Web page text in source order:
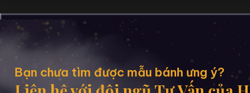
Bạn chưa tìm được mẫu bánh ưng ý?